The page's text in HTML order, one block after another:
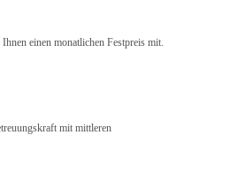
einen monatlichen Festpreis mit.
mit mittleren